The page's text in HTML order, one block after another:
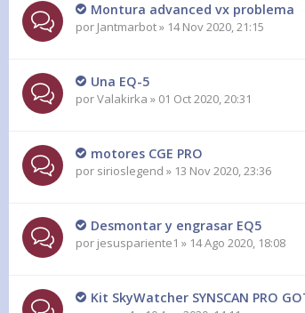
Montura advanced vx problema
por Jantmarbot» 14 Nov 2020, 21:15
Una EQ-5
porValakirka » 01 Oct 2020, 20:31
motores CGE PRO
por sirioslegend » 13 Nov 2020, 23:36
Desmontar y engrasar EQ5
por jesuspariente1 » 14 Ago 2020, 18:08
Kit SkyWatcher SYNSCAN PRO